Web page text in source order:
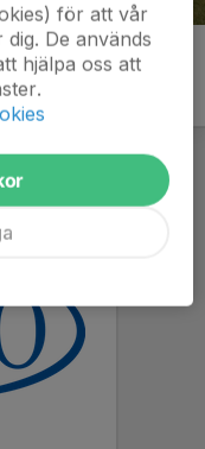
för att vår
De används
hjälpa oss att